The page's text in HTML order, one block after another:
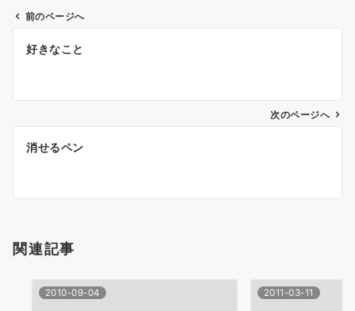
投
ゲ
シ
ン
前のページへ
好きなこと
次のページへ
消せるペン
関連記事
2010-09-04 2011-03-11